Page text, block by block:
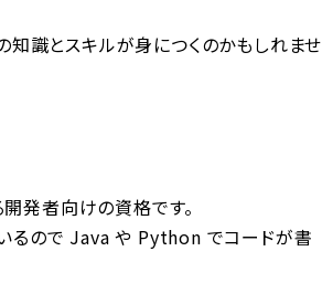
知識とスキルが身につくのかもしれませ
発者向けの資格です。
いるので Java や Python でコードが書